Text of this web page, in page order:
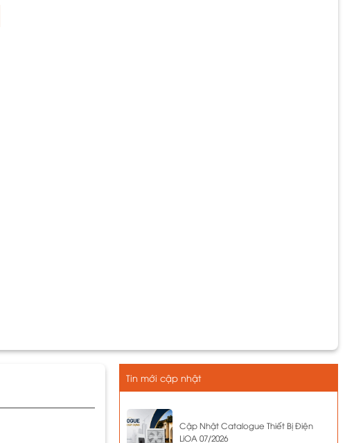
Tin mới cập nhật
Cập Nhật Catalogue Thiết Bị Điện
LiOA 07/2026